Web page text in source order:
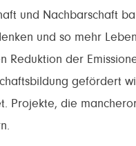
und Nachbarschaft
und so mehr
Reduktion der
gefördert
Projekte, die